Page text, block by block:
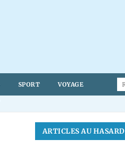
SPORT VOYAGE
ARTICLES AU HASARD